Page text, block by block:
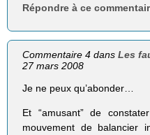
Répondre à ce
Commentaire 4 dansLes
27 mars 2008
Je ne peux qu’abonder…
Et “amusant” de
mouvement de balancier